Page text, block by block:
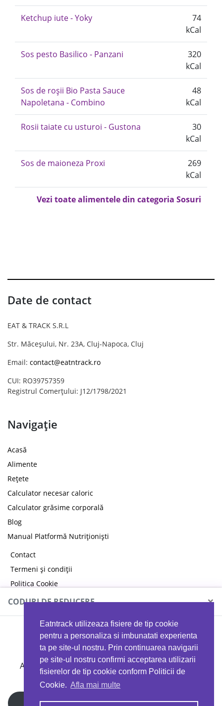
Eatntrack utilizeaza fisiere de tip cookie
pentru a personaliza si imbunatati experienta
ta pe site-ul nostru. Prin continuarea navigarii
pe site-ul nostru confirmi acceptarea utilizarii
fisierelor de tip cookie conform Politicii de
Cookie. Afla mai multe
Ketchup iute - Yoky
74
kCal
Sos pesto Basilico - Panzani
320
kCal
Sos de roșii Bio Pasta Sauce
Napoletana - Combino
48
kCal
Rosii taiate cu usturoi - Gustona
30
kCal
Sos de maioneza Proxi
269
kCal
Vezi toate alimentele din categoria Sosuri
Date de contact
EAT & TRACK S.R.L
Str. Măceșului, Nr. 23A, Cluj-Napoca, Cluj
Email: contact@eatntrack.ro
CUI: RO39757359
Registrul Comerțului: J12/1798/2021
Navigație
Acasă
Alimente
Rețete
Calculator necesar caloric
Calculator grăsime corporală
Blog
Manual Platformă Nutriționiști
Contact
Termeni și condiții
Politica Cookie
Politica de confidențialitate
CODURI DE REDUCERE ×
MYPROTEIN
Ai 40%reducere la orice comandă folosind codul
EATTRACK
Profită acum